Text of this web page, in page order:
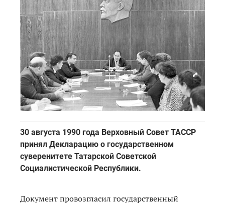
30 августа 1990 года Верховный Совет ТАССР
принял Декларацию о государственном
суверенитете Татарской Советской
Социалистической Республики.
Документ провозгласил государственный